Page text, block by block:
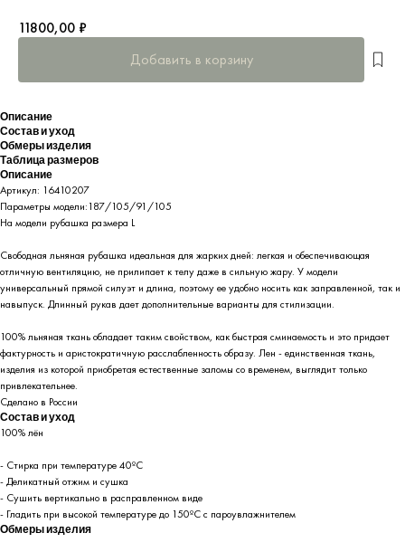
11800,00 ₽
Добавить в корзину
Описание
Состав и уход
Обмеры изделия
Таблица размеров
Описание
Артикул: 16410207
Параметры модели:187/105/91/105
На модели рубашка размера L
Свободная льняная рубашка идеальная для жарких дней: легкая и обеспечивающая
отличную вентиляцию, не прилипает к телу даже в сильную жару. У модели
универсальный прямой силуэт и длина, поэтому ее удобно носить как заправленной, так и
навыпуск. Длинный рукав дает дополнительные варианты для стилизации.
100% льняная ткань обладает таким свойством, как быстрая сминаемость и это придает
фактурность и аристократичную расслабленность образу. Лен - единственная ткань,
изделия из которой приобретая естественные заломы со временем, выглядит только
привлекательнее.
Сделано в России
Состав и уход
100% лён
- Стирка при температуре 40ºC
- Деликатный отжим и сушка
- Сушить вертикально в расправленном виде
- Гладить при высокой температуре до 150ºC с пароувлажнителем
Обмеры изделия